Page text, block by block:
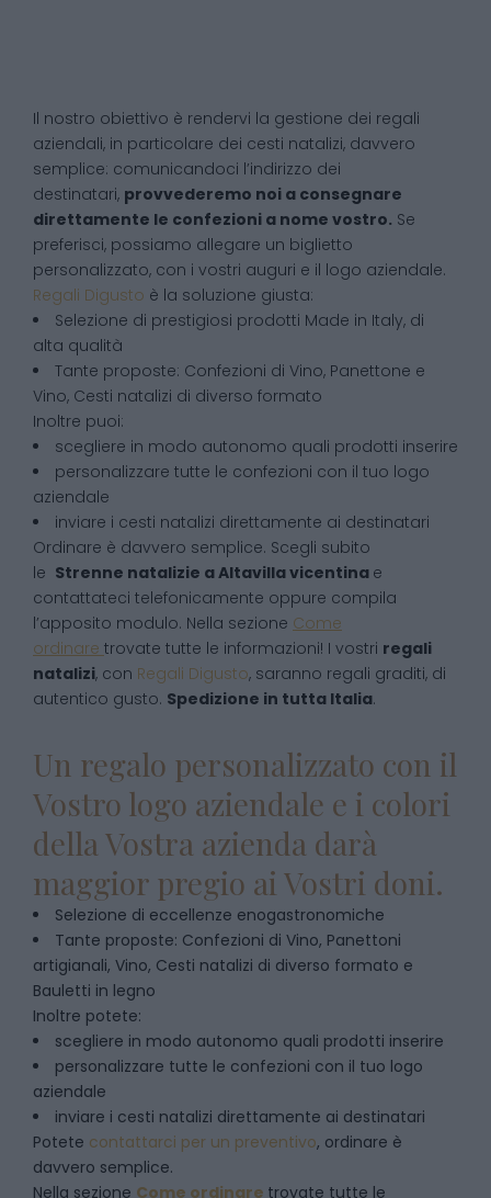
Il nostro obiettivo è rendervi la gestione dei regali
aziendali, in particolare dei cesti natalizi, davvero
semplice: comunicandoci l’indirizzo dei
destinatari, provvederemo noi a consegnare
direttamente le confezioni a nome vostro. Se
preferisci, possiamo allegare un biglietto
personalizzato, con i vostri auguri e il logo aziendale.
Regali Digusto è la soluzione giusta:
Selezione di prestigiosi prodotti Made in Italy, di
alta qualità
Tante proposte: Confezioni di Vino, Panettone e
Vino, Cesti natalizi di diverso formato
Inoltre puoi:
scegliere in modo autonomo quali prodotti inserire
personalizzare tutte le confezioni con il tuo logo
aziendale
inviare i cesti natalizi direttamente ai destinatari
Ordinare è davvero semplice. Scegli subito
le Strenne natalizie aAltavilla vicentina e
contattateci telefonicamente oppure compila
l’apposito modulo. Nella sezione Come
ordinare trovate tutte le informazioni! I vostri regali
natalizi, con Regali Digusto, saranno regali graditi, di
autentico gusto. Spedizione in tutta Italia.
Un regalo personalizzato con il
Vostro logo aziendale e i colori
della Vostra azienda darà
maggior pregio ai Vostri doni.
Selezione di eccellenze enogastronomiche
Tante proposte: Confezioni di Vino, Panettoni
artigianali, Vino, Cesti natalizi di diverso formato e
Bauletti in legno
Inoltre potete:
scegliere in modo autonomo quali prodotti inserire
personalizzare tutte le confezioni con il tuo logo
aziendale
inviare i cesti natalizi direttamente ai destinatari
Potete contattarci per un preventivo, ordinare è
davvero semplice.
Nella sezione Come ordinare trovate tutte le